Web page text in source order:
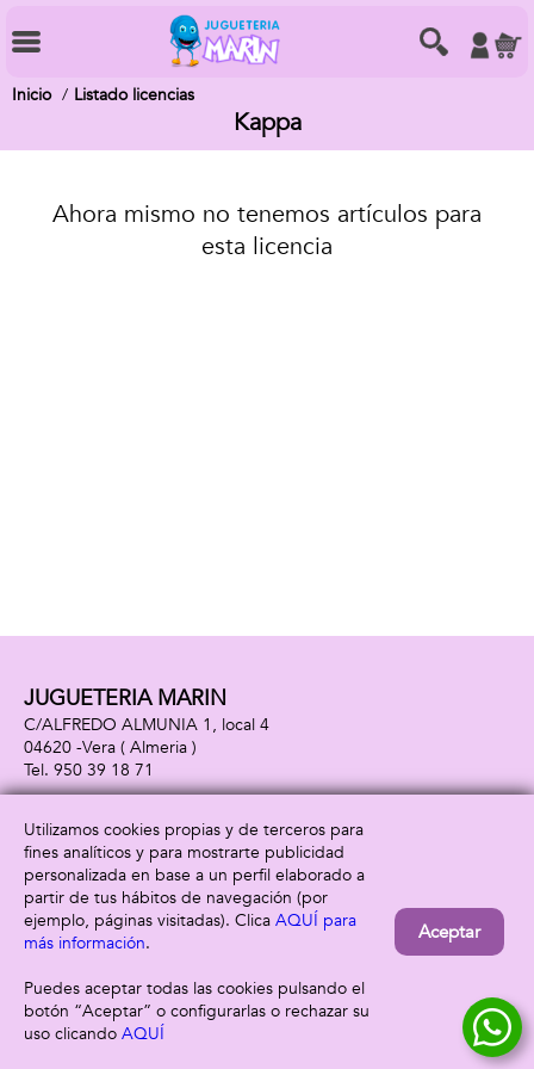
Inicio Listado licencias
Kappa
Ahora mismo no tenemos artículos para
esta licencia
JUGUETERIA MARIN
C/ALFREDO ALMUNIA 1, local 4
04620 -Vera ( Almeria )
950 39 18 71
Información
Aviso legal
Política de privacidad
Política de cookies
Atención al cliente
Envío y devolución
Utilizamos cookies propias y de terceros para
fines analíticos y para mostrarte publicidad
personalizada en base a un perfil elaborado a
partir de tus hábitos de navegación (por
ejemplo, páginas visitadas). Clica AQUÍ para
más información.
Puedes aceptar todas las cookies pulsando el
botón “Aceptar” o configurarlas o rechazar su
uso clicando AQUÍ
Aceptar